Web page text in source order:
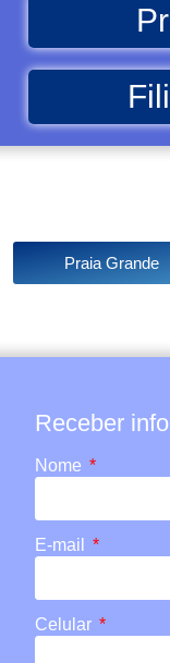
Praia Grande
Receber
Nome
E-mail
Celular